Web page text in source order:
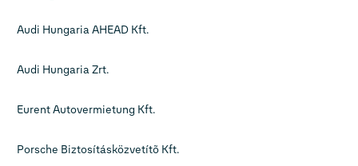
Audi Hungaria AHEAD Kft.
Audi Hungaria Zrt.
Eurent Autovermietung Kft.
Porsche Biztosításközvetítõ Kft.